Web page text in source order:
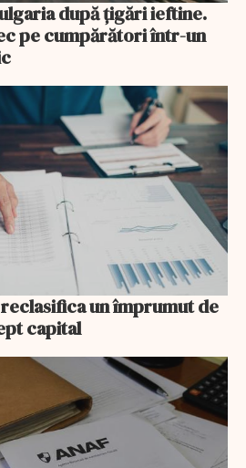
după țigări ieftine.
pe cumpărători într-un
reclasifica un împrumut de
capital